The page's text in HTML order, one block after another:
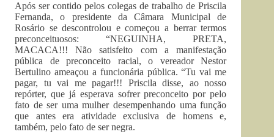
Após ser contido pelos colegas de trabalho de Priscila
Fernanda, o presidente da Câmara Municipal de
Rosário se descontrolou e começou a berrar termos
preconceituosos: “NEGUINHA, PRETA,
MACACA!!! Não satisfeito com a manifestação
pública de preconceito racial, o vereador Nestor
Bertulino ameaçou a funcionária pública. “Tu vai me
pagar, tu vai me pagar!!! Priscila disse, ao nosso
repórter, que já esperava sofrer preconceito por pelo
fato de ser uma mulher desempenhando uma função
que antes era atividade exclusiva de homens e,
também, pelo fato de ser negra.